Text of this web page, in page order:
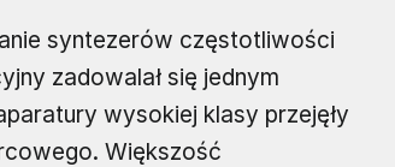
syntezerów częstotliwości
zadowalał się jednym
wysokiej klasy przejęły
Większość